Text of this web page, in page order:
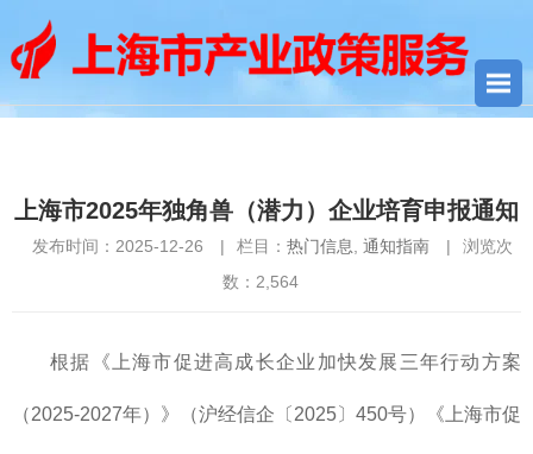
上海市2025年独角兽（潜力）企业培育申报通知
发布时间：2025-12-26 | 栏目： 热门信息 通知指南 |
浏览次
数： 2,564
根据《上海市促进高成长企业加快发展三年行动方案
（2025-2027年）》（沪经信企〔2025〕450号）《上海市促